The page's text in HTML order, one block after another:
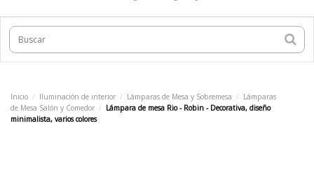
Inicio Iluminación de interior Lámparas de Mesa y Sobremesa
Lámparas
de Mesa Salón y Comedor
Lámpara de mesa Rio - Robin - Decorativa, diseño
minimalista, varios colores